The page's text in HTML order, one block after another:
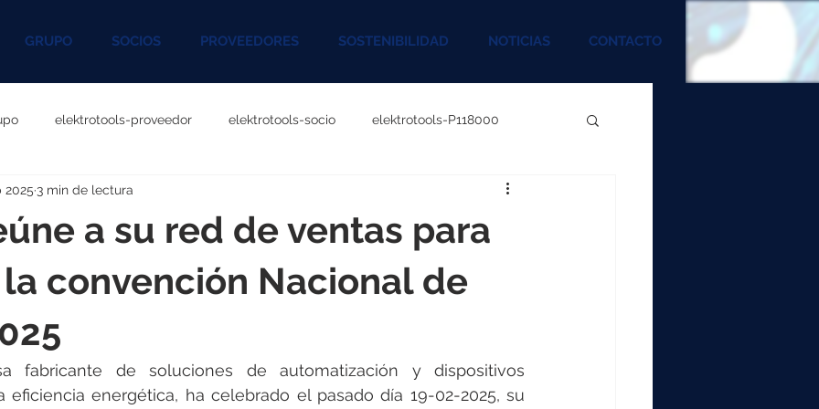
GRUPO SOCIOS PROVEEDORES SOSTENIBILIDAD NOTICIAS CONTACTO
elektrotools-proveedor elektrotools-socio elektrotools-P118000
P060000 elektrotools-P027000
P096000 elektrotools-P041000 elektrotools-P083000
P046000
a su red de ventas para
convención Nacional de
2025 3 min de lectura
fabricante de soluciones de automatización y dispositivos
eficiencia energética, ha celebrado el pasado día 19-02-2025, su